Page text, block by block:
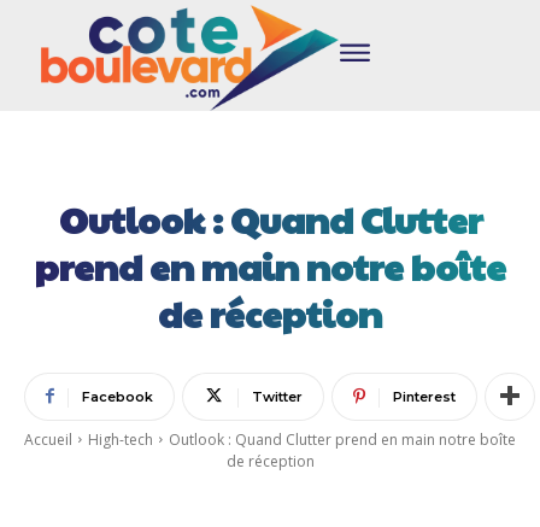
Outlook : Quand Clutter
prend en main notre boîte
de réception
Facebook Twitter Pinterest
Accueil High-tech
Outlook : Quand Clutter prend en main notre boîte
de réception